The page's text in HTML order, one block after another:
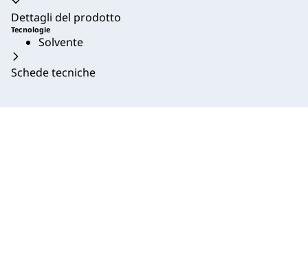
Dettagli del prodotto
Tecnologie
Solvente
Schede tecniche